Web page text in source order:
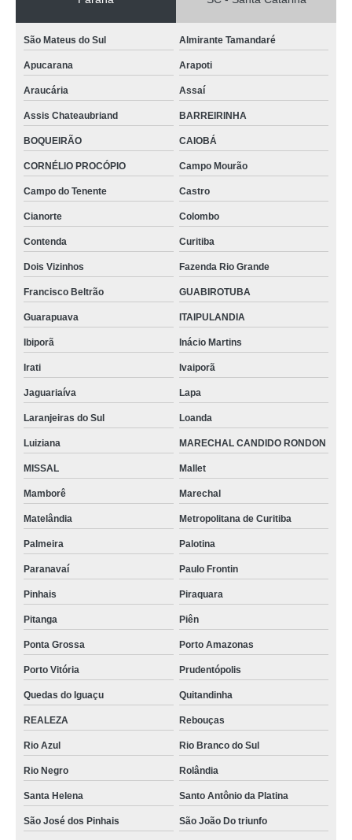
São Mateus do Sul Almirante Tamandaré
Apucarana Arapoti
Araucária Assaí
Assis Chateaubriand BARREIRINHA
BOQUEIRÃO CAIOBÁ
CORNÉLIO PROCÓPIO Campo Mourão
Campo do Tenente Castro
Cianorte Colombo
Contenda Curitiba
Dois Vizinhos Fazenda Rio Grande
Francisco Beltrão GUABIROTUBA
Guarapuava ITAIPULANDIA
Ibiporã Inácio Martins
Irati Ivaiporã
Jaguariaíva Lapa
Laranjeiras do Sul Loanda
Luiziana MARECHAL CANDIDO RONDON
MISSAL Mallet
Mamborê Marechal
Matelândia Metropolitana de Curitiba
Palmeira Palotina
Paranavaí Paulo Frontin
Pinhais Piraquara
Pitanga Piên
Ponta Grossa Porto Amazonas
Porto Vitória Prudentópolis
Quedas do Iguaçu Quitandinha
REALEZA Rebouças
Rio Azul Rio Branco do Sul
Rio Negro Rolândia
Santa Helena Santo Antônio da Platina
São José dos Pinhais São João Do triunfo